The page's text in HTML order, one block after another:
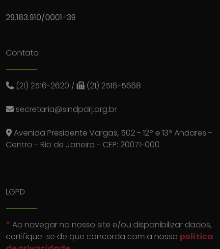
29.183.910/0001-39
Contato
(21) 2516-2620 / (21) 2516-5668
secretaria@sindpdrj.org.br
Avenida Presidente Vargas, 502 - 12º e 13º Andares -
Centro - Rio de Janeiro - CEP: 20071-000
LGPD
* Ao navegar no nosso site e/ou disponibilizar dados,
certifique-se de que concorda com a nossa política